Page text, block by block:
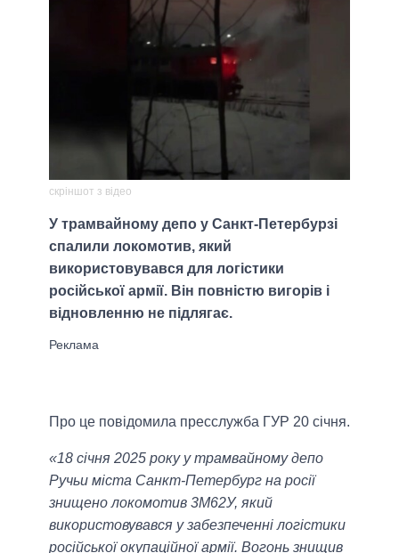
скріншот з відео
У трамвайному депо у Санкт-Петербурзі
спалили локомотив, який
використовувався для логістики
російської армії. Він повністю вигорів і
відновленню не підлягає.
Про це повідомила пресслужба ГУР 20 січня.
«18 січня 2025 року у трамвайному депо
Ручьи міста Санкт-Петербург на росії
знищено локомотив 3M62У, який
використовувався у забезпеченні логістики
російської окупаційної армії. Вогонь знищив